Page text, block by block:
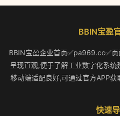
BBIN宝盈
BBIN宝盈企业首页✅pa969.cc✅
呈现直观,便于了解工业数字化系
移动端适配良好,可通过官方APP
快速